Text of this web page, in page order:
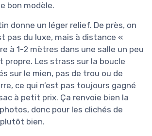
bon modèle.
donne un léger relief. De près, on
pas du luxe, mais à distance «
à 1-2 mètres dans une salle un peu
propre. Les strass sur la boucle
sur le mien, pas de trou ou de
ce qui n’est pas toujours gagné
à petit prix. Ça renvoie bien la
donc pour les clichés de
bien.